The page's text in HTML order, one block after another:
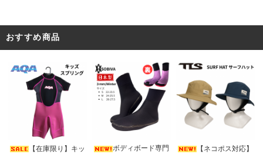
おすすめ商品
【在庫限り】キッ
ボディボード専門
【ネコポス対応】